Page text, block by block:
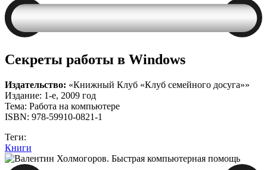
Секреты работы в Windows
Издательство: «Книжный Клуб «Клуб семейного досуга»»
Издание: 1-е, 2009 год
Тема: Работа на компьютере
ISBN: 978-59910-0821-1
Теги:
Книги